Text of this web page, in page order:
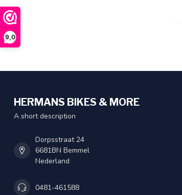
9,0
HERMANS BIKES & MORE
A short description
Dorpsstraat 24
6681BN Bemmel
Nederland
0481-461588